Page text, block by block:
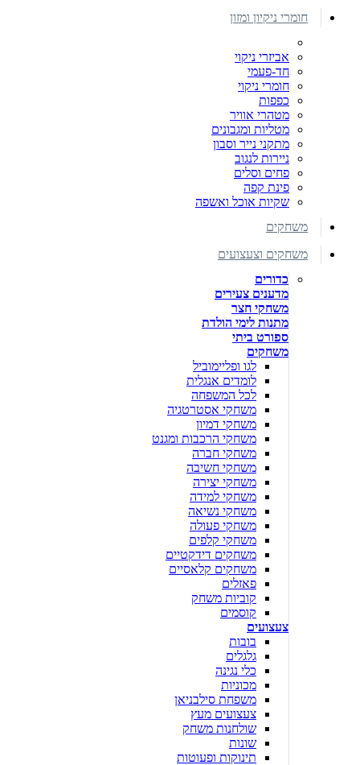
חומרי ניקיון ומזון
אביזרי ניקוי
חד-פעמי
חומרי ניקוי
כפפות
מטהרי אוויר
מטליות ומגבונים
מתקני נייר וסבון
ניירות לנגוב
פחים וסלים
פינת קפה
שקיות אוכל ואשפה
משחקים
משחקים וצעצועים
כדורים
מדענים צעירים
משחקי חצר
מתנות לימי הולדת
ספורט ביתי
משחקים
לגו ופליימוביל
לומדים אנגלית
לכל המשפחה
משחקי אסטרטגיה
משחקי דמיון
משחקי הרכבות ומגנט
משחקי חברה
משחקי חשיבה
משחקי יצירה
משחקי למידה
משחקי נשיאה
משחקי פעולה
משחקי קלפים
משחקים דידקטיים
משחקים קלאסיים
פאזלים
קוביות משחק
קוסמים
צעצועים
בובות
גלגלים
כלי נגינה
מכוניות
משפחת סילבניאן
צעצועים מעץ
שולחנות משחק
שונות
תינוקות ופעוטות